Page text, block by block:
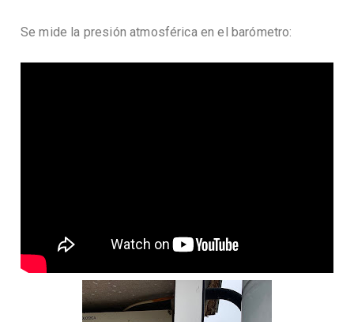
Se mide la presión atmosférica en el barómetro: